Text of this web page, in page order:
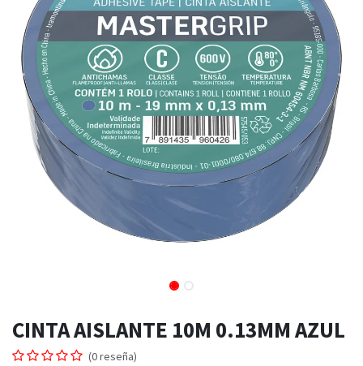
CINTA AISLANTE 10M 0.13MM AZUL
(0 reseña)